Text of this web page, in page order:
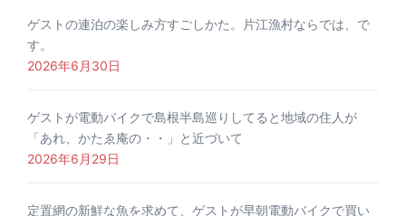
ゲストの連泊の楽しみ方すごしかた。片江漁村ならでは、で
す。
2026年6月30日
ゲストが電動バイクで島根半島巡りしてると地域の住人が
「あれ、かたゑ庵の・・」と近づいて
2026年6月29日
定置網の新鮮な魚を求めて、ゲストが早朝電動バイクで買い